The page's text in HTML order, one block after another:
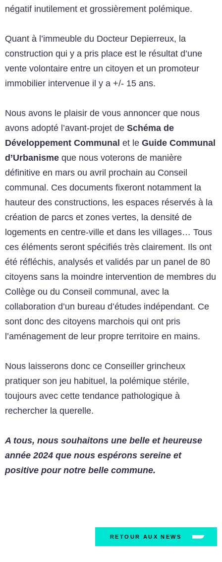
négatif inutilement et grossièrement polémique.
Quant à l’immeuble du Docteur Depierreux, la
construction qui y a pris place est le résultat d’une
vente volontaire entre un citoyen et un promoteur
immobilier intervenue il y a +/- 15 ans.
Nous avons le plaisir de vous annoncer que nous
avons adopté l’avant-projet de Schéma de
Développement Communal et le Guide Communal
d’Urbanisme que nous voterons de manière
définitive en mars ou avril prochain au Conseil
communal. Ces documents fixeront notamment la
hauteur des constructions, les espaces réservés à la
création de parcs et zones vertes, la densité de
logements en centre-ville et dans les villages… Tous
ces éléments seront spécifiés très clairement. Ils ont
été réfléchis, analysés et validés par un panel de 80
citoyens sans la moindre intervention de membres du
Collège ou du Conseil communal, avec la
collaboration d’un bureau d’études indépendant. Ce
sont donc des citoyens marchois qui ont pris
l’aménagement de leur propre territoire en mains.
Nous laisserons donc ce Conseiller grincheux
pratiquer son jeu habituel, la polémique stérile,
toujours avec cette tendance pathologique à
rechercher la querelle.
A tous, nous souhaitons une belle et heureuse
année 2024 que nous espérons sereine et
positive pour notre belle commune.
RETOUR AUX NEWS